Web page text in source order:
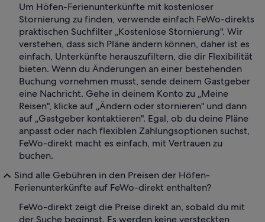
Um Höfen-Ferienunterkünfte mit kostenloser
Stornierung zu finden, verwende einfach FeWo-direkts
praktischen Suchfilter „Kostenlose Stornierung". Wir
verstehen, dass sich Pläne ändern können, daher ist es
einfach, Unterkünfte herauszufiltern, die dir Flexibilität
bieten. Wenn du Änderungen an einer bestehenden
Buchung vornehmen musst, sende deinem Gastgeber
eine Nachricht. Gehe in deinem Konto zu „Meine
Reisen", klicke auf „Ändern oder stornieren" und dann
auf „Gastgeber kontaktieren". Egal, ob du deine Pläne
anpasst oder nach flexiblen Zahlungsoptionen suchst,
FeWo-direkt macht es einfach, mit Vertrauen zu
buchen.
Sind alle Gebühren in den Preisen der Höfen-
Ferienunterkünfte auf FeWo-direkt enthalten?
FeWo-direkt zeigt die Preise direkt an, sobald du mit